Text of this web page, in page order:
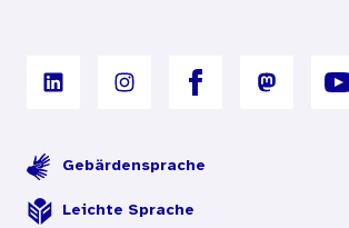
Gebärdensprache
Leichte Sprache